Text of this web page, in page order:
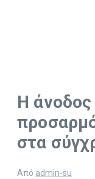
Η
στα
Από admin-su